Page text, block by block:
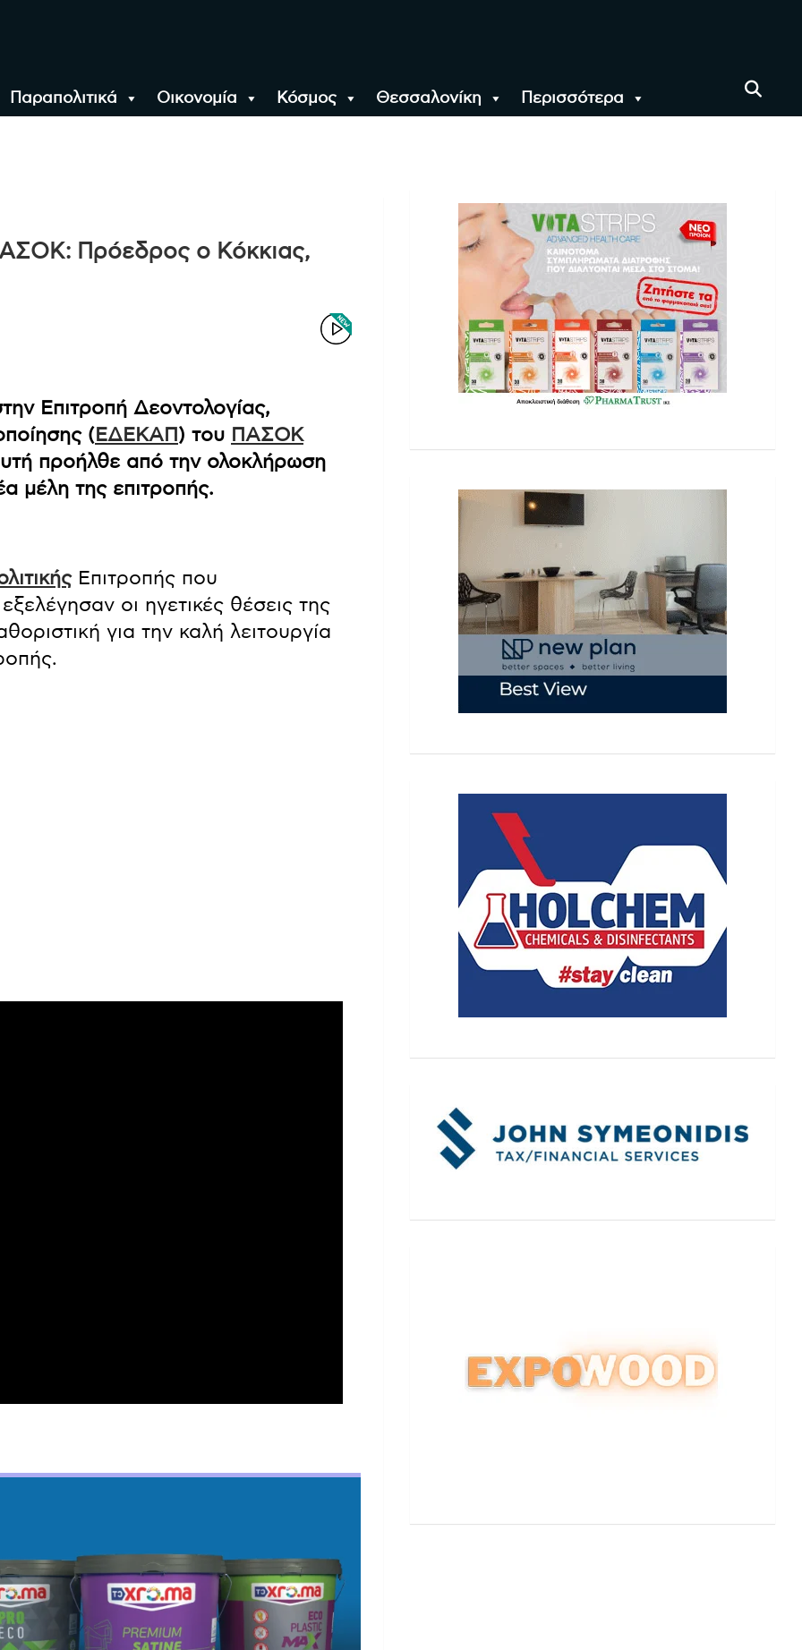
Παραπολιτικά Οικονομία Κόσμος Θεσσαλονίκη Περισσότερα
Πρόεδρος ο Κόκκιας,
Επιτροπή Δεοντολογίας,
( ΕΔΕΚΑΠ ) του ΠΑΣΟΚ
προήλθε από την ολοκλήρωση
μέλη της επιτροπής.
Επιτροπής που
οι ηγετικές θέσεις της
για την καλή λειτουργία